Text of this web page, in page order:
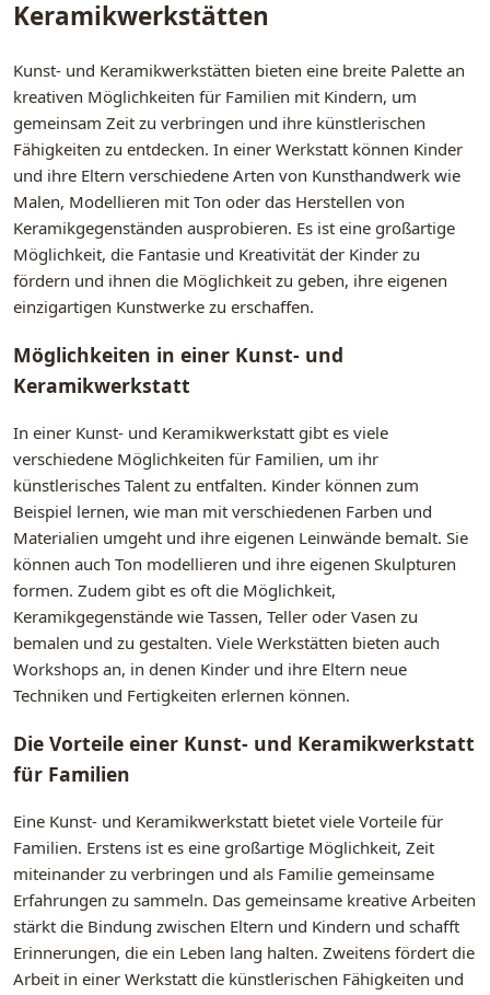
Keramikwerkstätten
Kunst- und Keramikwerkstätten bieten eine breite Palette an
kreativen Möglichkeiten für Familien mit Kindern, um
gemeinsam Zeit zu verbringen und ihre künstlerischen
Fähigkeiten zu entdecken. In einer Werkstatt können Kinder
und ihre Eltern verschiedene Arten von Kunsthandwerk wie
Malen, Modellieren mit Ton oder das Herstellen von
Keramikgegenständen ausprobieren. Es ist eine großartige
Möglichkeit, die Fantasie und Kreativität der Kinder zu
fördern und ihnen die Möglichkeit zu geben, ihre eigenen
einzigartigen Kunstwerke zu erschaffen.
Möglichkeiten in einer Kunst- und
Keramikwerkstatt
In einer Kunst- und Keramikwerkstatt gibt es viele
verschiedene Möglichkeiten für Familien, um ihr
künstlerisches Talent zu entfalten. Kinder können zum
Beispiel lernen, wie man mit verschiedenen Farben und
Materialien umgeht und ihre eigenen Leinwände bemalt. Sie
können auch Ton modellieren und ihre eigenen Skulpturen
formen. Zudem gibt es oft die Möglichkeit,
Keramikgegenstände wie Tassen, Teller oder Vasen zu
bemalen und zu gestalten. Viele Werkstätten bieten auch
Workshops an, in denen Kinder und ihre Eltern neue
Techniken und Fertigkeiten erlernen können.
Die Vorteile einer Kunst- und Keramikwerkstatt
für Familien
Eine Kunst- und Keramikwerkstatt bietet viele Vorteile für
Familien. Erstens ist es eine großartige Möglichkeit, Zeit
miteinander zu verbringen und als Familie gemeinsame
Erfahrungen zu sammeln. Das gemeinsame kreative Arbeiten
stärkt die Bindung zwischen Eltern und Kindern und schafft
Erinnerungen, die ein Leben lang halten. Zweitens fördert die
Arbeit in einer Werkstatt die künstlerischen Fähigkeiten und